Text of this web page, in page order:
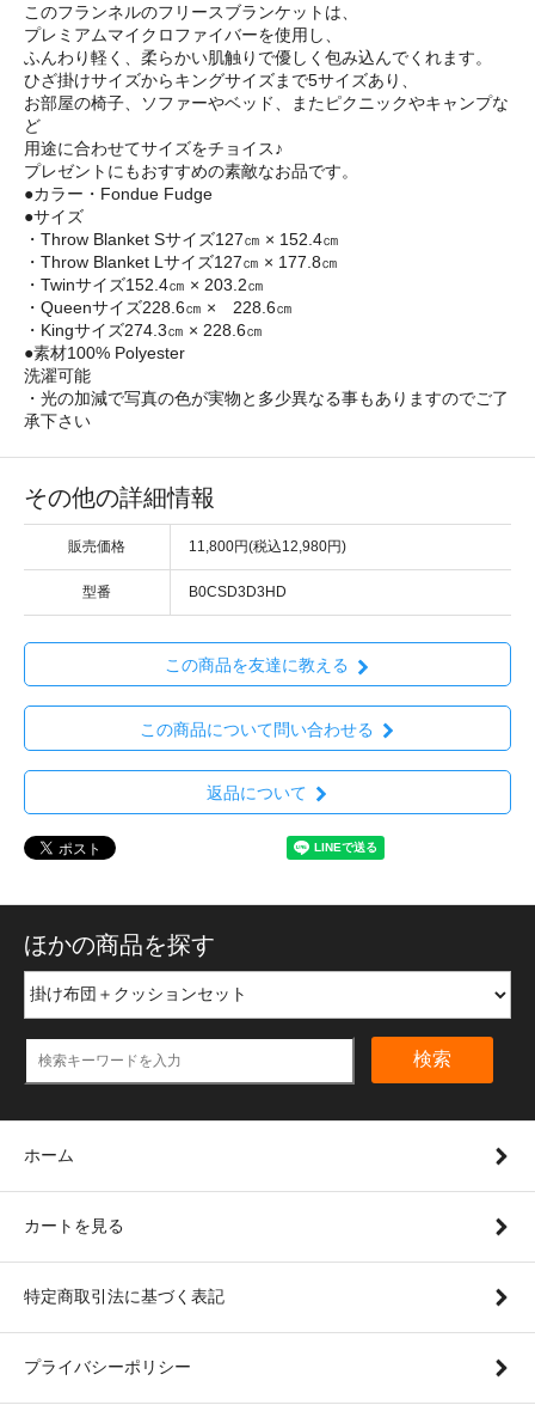
このフランネルのフリースブランケットは、
プレミアムマイクロファイバーを使用し、
ふんわり軽く、柔らかい肌触りで優しく包み込んでくれます。
ひざ掛けサイズからキングサイズまで5サイズあり、
お部屋の椅子、ソファーやベッド、またピクニックやキャンプな
ど
用途に合わせてサイズをチョイス♪
プレゼントにもおすすめの素敵なお品です。
●カラー・Fondue Fudge
●サイズ
・Throw Blanket Sサイズ127㎝ × 152.4㎝
・Throw Blanket Lサイズ127㎝ × 177.8㎝
・Twinサイズ152.4㎝ × 203.2㎝
・Queenサイズ228.6㎝ × 228.6㎝
・Kingサイズ274.3㎝ × 228.6㎝
●素材100% Polyester
洗濯可能
・光の加減で写真の色が実物と多少異なる事もありますのでご了
承下さい
その他の詳細情報
販売価格 11,800円(税込12,980円)
型番 B0CSD3D3HD
この商品を友達に教える
この商品について問い合わせる
返品について
ほかの商品を探す
検索
ホーム
カートを見る
特定商取引法に基づく表記
プライバシーポリシー